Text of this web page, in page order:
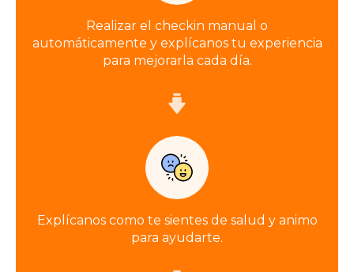
Realizar el checkin manual o
automáticamente y explícanos tu experiencia
para mejorarla cada día.
Explícanos como te sientes de salud y animo
para ayudarte.